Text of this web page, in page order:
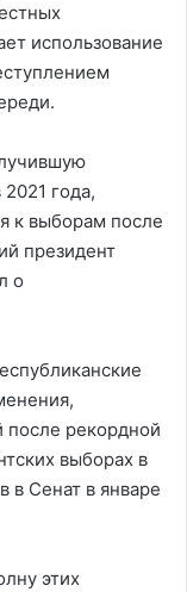
использование
года,
к выборам после
президент
о
после рекордной
выборах в
в Сенат в январе
этих